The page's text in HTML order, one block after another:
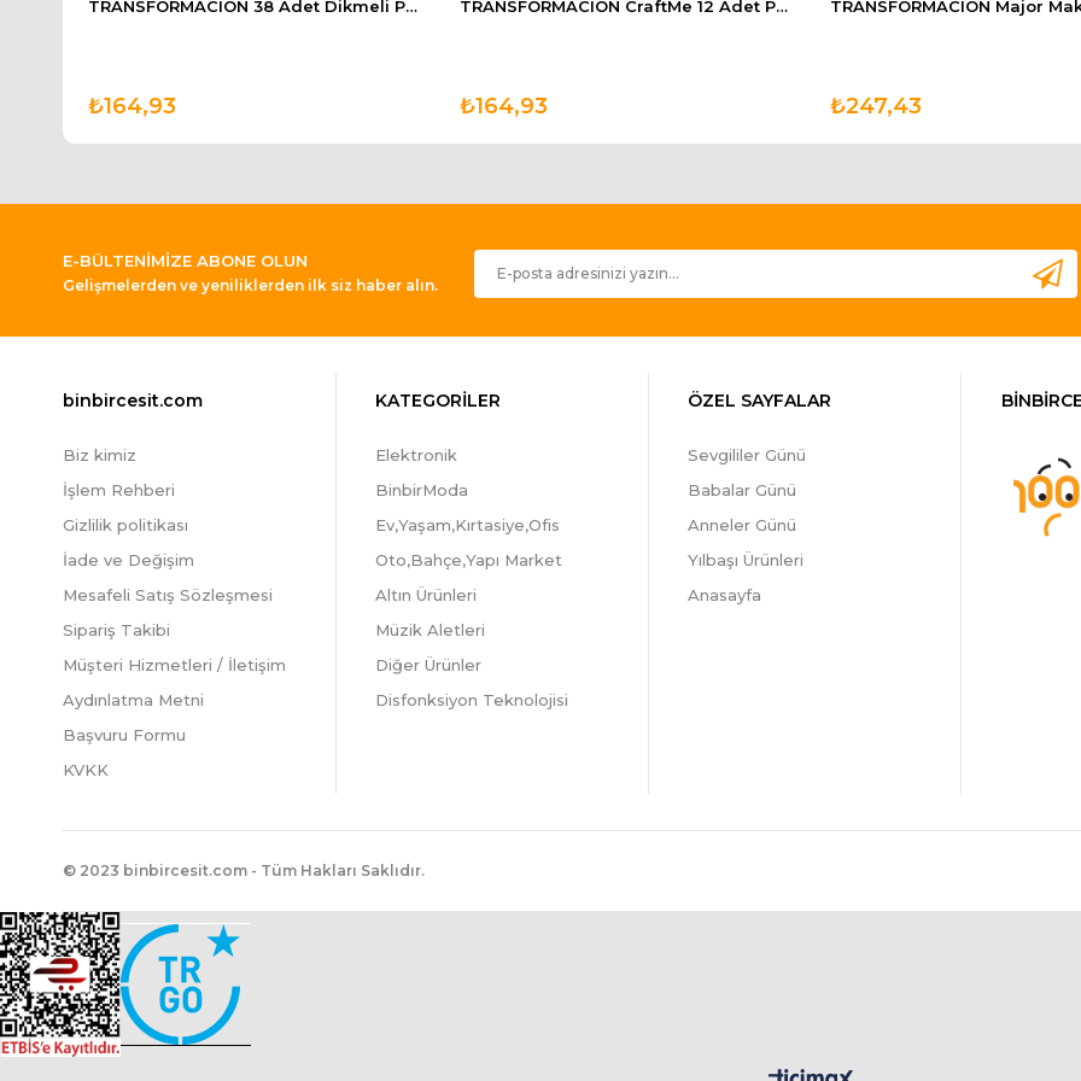
TRANSFORMACION 38 Adet Dikmeli Perde Korniş Düğmesi
₺164,93
TRANSFORMACION CraftMe 12 Adet Perde Korniş Finali Sonu
₺164,93 ₺247,43
E-BÜLTENİMİZE ABONE OLUN
Gelişmelerden ve yeniliklerden ilk siz haber alın.
binbircesit.com
Biz kimiz
İşlem Rehberi
Gizlilik politikası
İade ve Değişim
Mesafeli Satış Sözleşmesi
Sipariş Takibi
Müşteri Hizmetleri / İletişim
Aydınlatma Metni
Başvuru Formu
KVKK
KATEGORİLER
Elektronik
BinbirModa
Ev,Yaşam,Kırtasiye,Ofis
Oto,Bahçe,Yapı Market
Altın Ürünleri
Müzik Aletleri
Diğer Ürünler
Disfonksiyon Teknolojisi
ÖZEL SAYFALAR
Sevgililer Günü
Babalar Günü
Anneler Günü
Yılbaşı Ürünleri
Anasayfa
© 2023 binbircesit.com - Tüm Hakları Saklıdır.